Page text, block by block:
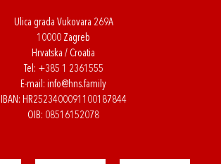
Ulica grada Vukovara 269A
10000 Zagreb
Hrvatska / Croatia
Tel: +385 1 2361555
E-mail: info@hns.family
IBAN: HR2523400091100187844
OIB: 08516152078